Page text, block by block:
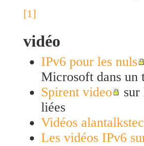
[1]
vidéo
IPv6 pour les nuls
Microsoft dans un
Spirent video
sur
liées
Vidéos
Les vidéos IPv6